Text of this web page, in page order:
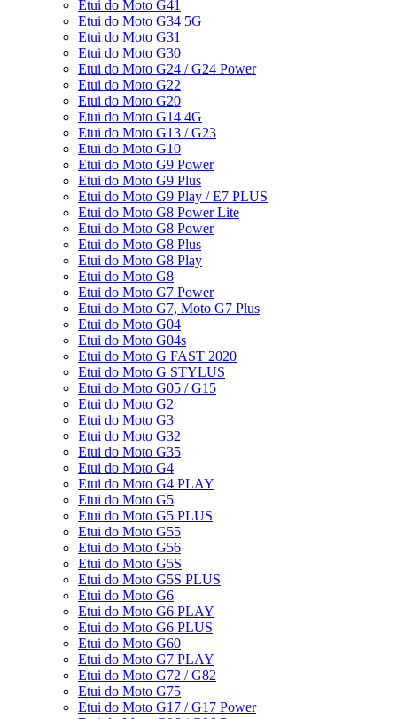
Etui do Moto G41
Etui do Moto G34 5G
Etui do Moto G31
Etui do Moto G30
Etui do Moto G24 / G24 Power
Etui do Moto G22
Etui do Moto G20
Etui do Moto G14 4G
Etui do Moto G13 / G23
Etui do Moto G10
Etui do Moto G9 Power
Etui do Moto G9 Plus
Etui do Moto G9 Play / E7 PLUS
Etui do Moto G8 Power Lite
Etui do Moto G8 Power
Etui do Moto G8 Plus
Etui do Moto G8 Play
Etui do Moto G8
Etui do Moto G7 Power
Etui do Moto G7, Moto G7 Plus
Etui do Moto G04
Etui do Moto G04s
Etui do Moto G FAST 2020
Etui do Moto G STYLUS
Etui do Moto G05 / G15
Etui do Moto G2
Etui do Moto G3
Etui do Moto G32
Etui do Moto G35
Etui do Moto G4
Etui do Moto G4 PLAY
Etui do Moto G5
Etui do Moto G5 PLUS
Etui do Moto G55
Etui do Moto G56
Etui do Moto G5S
Etui do Moto G5S PLUS
Etui do Moto G6
Etui do Moto G6 PLAY
Etui do Moto G6 PLUS
Etui do Moto G60
Etui do Moto G7 PLAY
Etui do Moto G72 / G82
Etui do Moto G75
Etui do Moto G17 / G17 Power